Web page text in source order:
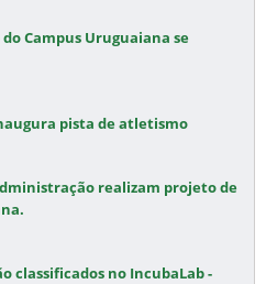
Campus Uruguaiana se
pista de atletismo
realizam projeto de
classificados no IncubaLab -